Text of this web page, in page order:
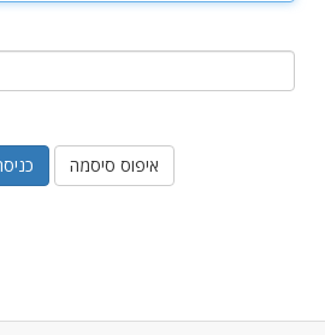
איפוס סיסמה